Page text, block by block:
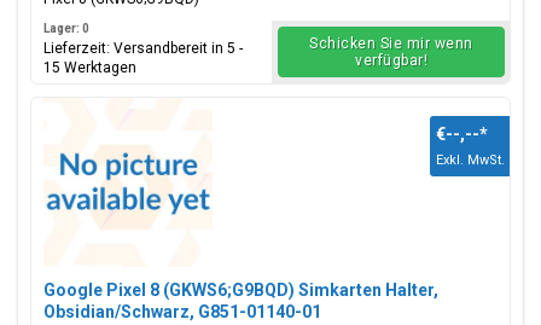
Lager: 0
Lieferzeit: Versandbereit in 5 -
15 Werktagen
Schicken Sie mir wenn
verfügbar!
Google Pixel 8 (GKWS6;G9BQD) Simkarten Halter,
Obsidian/Schwarz, G851-01140-01
€--,--*
Exkl. MwSt.